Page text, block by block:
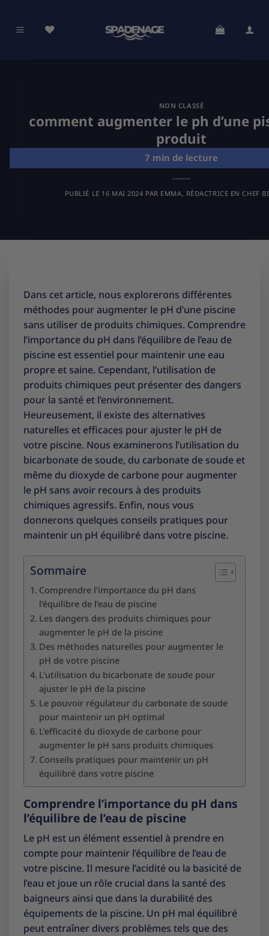
contenu
NON CLASSÉ
comment augmenter le ph d’une
produit
PUBLIÉ LE 16 MAI 2024 PAR EMMA, RÉDACTRICE EN CHEF
Dans cet article, nous explorerons différentes
méthodes pour augmenter le pH d’une piscine
sans utiliser de produits chimiques. Comprendre
l’importance du pH dans l’équilibre de l’eau de
piscine est essentiel pour maintenir une eau
propre et saine. Cependant, l’utilisation de
produits chimiques peut présenter des dangers
pour la santé et l’environnement.
Heureusement, il existe des alternatives
naturelles et efficaces pour ajuster le pH de
votre piscine. Nous examinerons l’utilisation du
bicarbonate de soude, du carbonate de soude et
même du dioxyde de carbone pour augmenter
le pH sans avoir recours à des produits
chimiques agressifs. Enfin, nous vous
donnerons quelques conseils pratiques pour
maintenir un pH équilibré dans votre piscine.
Sommaire
Comprendre l’importance du pH dans
l’équilibre de l’eau de piscine
Les dangers des produits chimiques pour
augmenter le pH de la piscine
Des méthodes naturelles pour augmenter le
pH de votre piscine
L’utilisation du bicarbonate de soude pour
ajuster le pH de la piscine
Le pouvoir régulateur du carbonate de soude
pour maintenir un pH optimal
L’efficacité du dioxyde de carbone pour
augmenter le pH sans produits chimiques
Conseils pratiques pour maintenir un pH
équilibré dans votre piscine
Comprendre l’importance du pH dans
l’équilibre de l’eau de piscine
Le pH est un élément essentiel à prendre en
compte pour maintenir l’équilibre de l’eau de
votre piscine. Il mesure l’acidité ou la basicité de
l’eau et joue un rôle crucial dans la santé des
baigneurs ainsi que dans la durabilité des
équipements de la piscine. Un pH mal équilibré
peut entraîner divers problèmes tels que des